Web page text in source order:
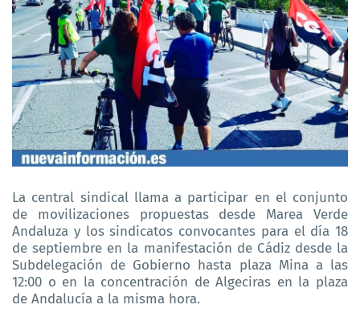
La central sindical llama a participar en el conjunto
de movilizaciones propuestas desde Marea Verde
Andaluza y los sindicatos convocantes para el día 18
de septiembre en la manifestación de Cádiz desde la
Subdelegación de Gobierno hasta plaza Mina a las
12:00 o en la concentración de Algeciras en la plaza
de Andalucía a la misma hora.